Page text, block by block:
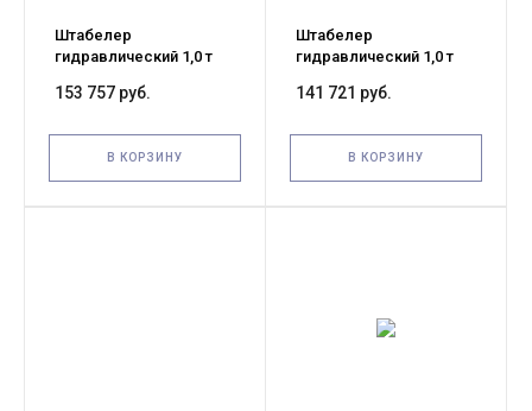
Штабелер
гидравлический 1,0 т
153 757 руб.
В КОРЗИНУ
Штабелер
гидравлический 1,0 т
141 721 руб.
В КОРЗИНУ